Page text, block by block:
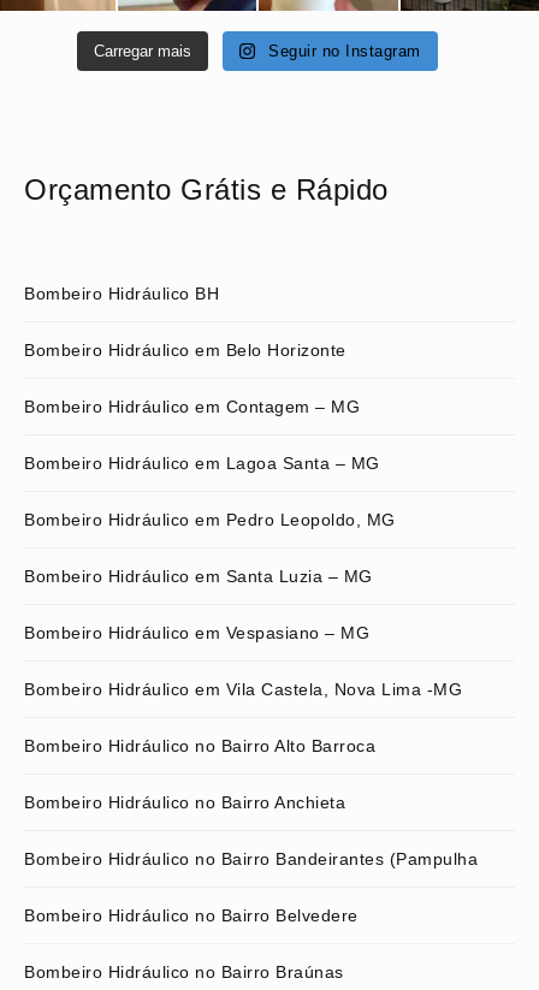
Carregar mais Seguir no Instagram
Orçamento Grátis e Rápido
Bombeiro Hidráulico BH
Bombeiro Hidráulico em Belo Horizonte
Bombeiro Hidráulico em Contagem – MG
Bombeiro Hidráulico em Lagoa Santa – MG
Bombeiro Hidráulico em Pedro Leopoldo, MG
Bombeiro Hidráulico em Santa Luzia – MG
Bombeiro Hidráulico em Vespasiano – MG
Bombeiro Hidráulico em Vila Castela, Nova Lima -MG
Bombeiro Hidráulico no Bairro Alto Barroca
Bombeiro Hidráulico no Bairro Anchieta
Bombeiro Hidráulico no Bairro Bandeirantes (Pampulha
Bombeiro Hidráulico no Bairro Belvedere
Bombeiro Hidráulico no Bairro Braúnas